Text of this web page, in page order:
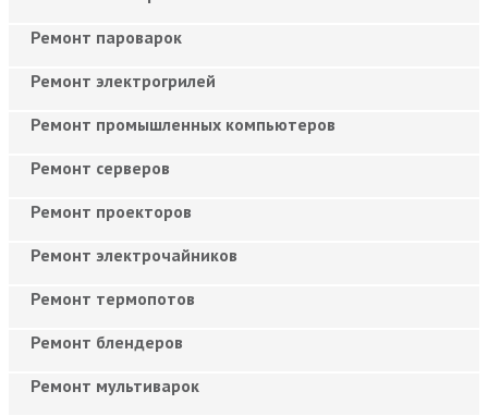
Ремонт пароварок
Ремонт электрогрилей
Ремонт промышленных компьютеров
Ремонт серверов
Ремонт проекторов
Ремонт электрочайников
Ремонт термопотов
Ремонт блендеров
Ремонт мультиварок